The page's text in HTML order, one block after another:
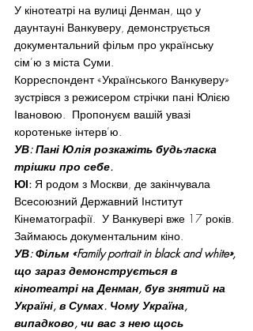
У кінотеатрі на вулиці Денман, що у
даунтауні Ванкуверу, демонструється
документальний фільм про українську
сім’ю з міста Суми.
Корреспондент «Українського Ванкуверу»
зустрівся з режисером стрічки пані Юлією
Івановою.  Пропонуєм вашій увазі
коротеньке інтерв’ю.
УВ: Пані Юлія розкажіть будь-ласка
трішки про себе.
ЮІ: Я родом з Москви, де закінчувала
Всесоюзний Державний Інститут
Кінематографії.  У Ванкувері вже 17 років.
Займаюсь документальним кіно.
УВ: Фільм «Family portrait in black and white»,
що зараз демонструється в
кінотеатрі на Денман, був знятий на
Україні, в Сумах. Чому Україна,
випадково, чи вас з нею щось